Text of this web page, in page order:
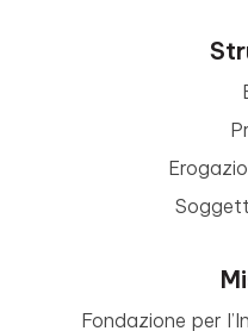
Fondazione per